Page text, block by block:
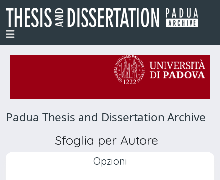
Padua Thesis and Dissertation Archive
Sfoglia per Autore
Opzioni